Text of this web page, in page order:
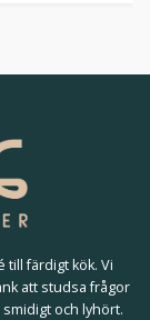
till färdigt kök. Vi
att studsa frågor
och lyhört.